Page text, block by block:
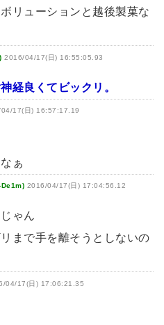
リューションと越後製菓な
2016/04/17(日) 16:55:05.93
経良くてビックリ。
17(日) 16:57:17.19
ぁ
De1m) 2016/04/17(日) 17:04:56.12
ゃん
まで手を離そうとしないの
04/17(日) 17:06:21.35